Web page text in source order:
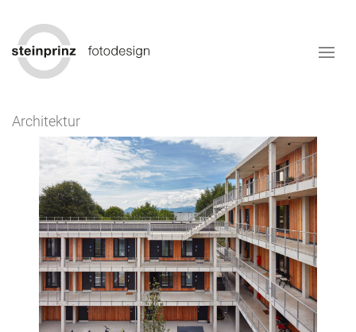
Architektur